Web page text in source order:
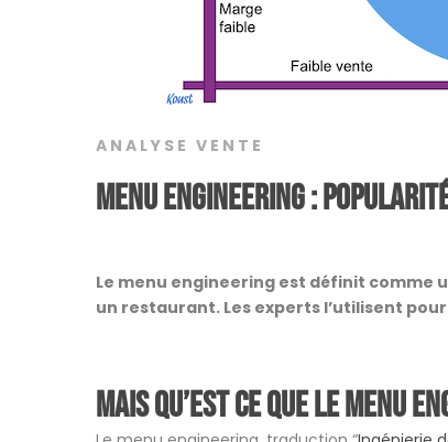
ANALYSE VENTE
Menu engineering :
Le menu engineering est définit comme
un restaurant. Les experts l’utilisent
Mais qu’est ce que le menu